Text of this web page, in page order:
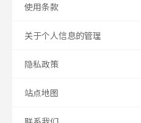
使用条款
关于个人信息的管理
隐私政策
站点地图